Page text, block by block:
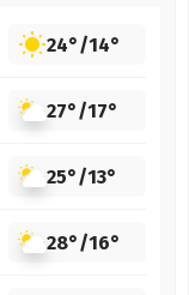
24°/14°
27°/17°
25°/13°
28°/16°